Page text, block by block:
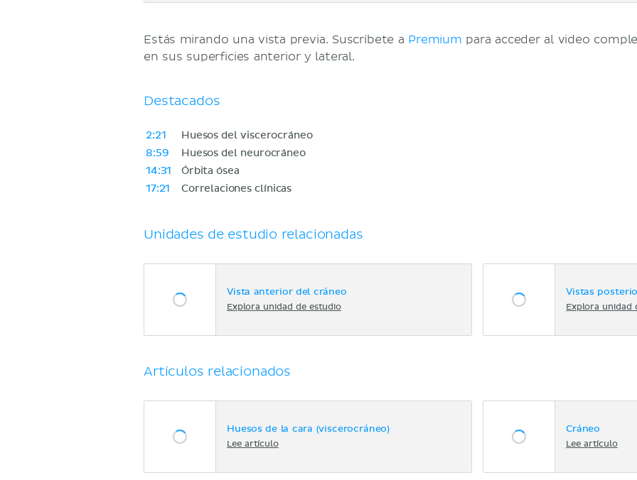
Estás mirando una vista previa. Suscríbete a Premium para acceder al video
en sus superficies anterior y lateral.
Destacados
2:21
Huesos del viscerocráneo
8:59
Huesos del neurocráneo
14:31
Órbita ósea
17:21
Correlaciones clínicas
Unidades de estudio relacionadas
Vista anterior del cráneo
Explora unidad de estudio
Vistas
Explora unidad
Artículos relacionados
Huesos de la cara (viscerocráneo)
Lee artículo
Cráneo
Lee artículo